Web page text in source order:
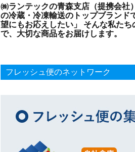
㈱ランテックの青森支店（提携会社
の冷蔵・冷凍輸送のトップブランド
望にもお応えしたい」 そんな私た
で、大切な商品をお届けします。
フレッシュ便のネットワーク